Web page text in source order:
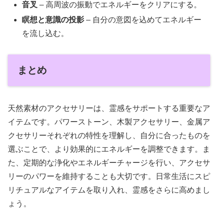
音叉 – 高周波の振動でエネルギーをクリアにする。
瞑想と意識の投影 – 自分の意図を込めてエネルギー
を流し込む。
まとめ
天然素材のアクセサリーは、霊感をサポートする重要なア
イテムです。パワーストーン、木製アクセサリー、金属ア
クセサリーそれぞれの特性を理解し、自分に合ったものを
選ぶことで、より効果的にエネルギーを調整できます。ま
た、定期的な浄化やエネルギーチャージを行い、アクセサ
リーのパワーを維持することも大切です。日常生活にスピ
リチュアルなアイテムを取り入れ、霊感をさらに高めまし
ょう。